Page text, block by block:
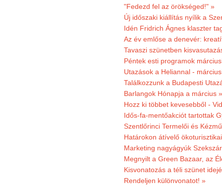
"Fedezd fel az örökséged!" »
Új időszaki kiállítás nyílik a
Idén Fridrich Ágnes klaszter
Az év emlőse a denevér:
Tavaszi szünetben
Péntek esti programok
Utazások a Heliannal -
Találkozzunk a Budapesti
Barlangok Hónapja a március »
Hozz ki többet kevesebből -
Idős-fa-mentőakciót tartottak
Szentlőrinci Termelői és
Határokon átívelő
Marketing nagyágyúk
Megnyilt a Green Bazaar, az
Kisvonatozás a téli szünet
Rendeljen különvonatot! »